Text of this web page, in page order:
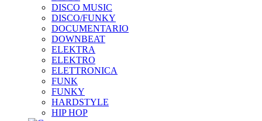
DISCO MUSIC
DISCO/FUNKY
DOCUMENTARIO
DOWNBEAT
ELEKTRA
ELEKTRO
ELETTRONICA
FUNK
FUNKY
HARDSTYLE
HIP HOP